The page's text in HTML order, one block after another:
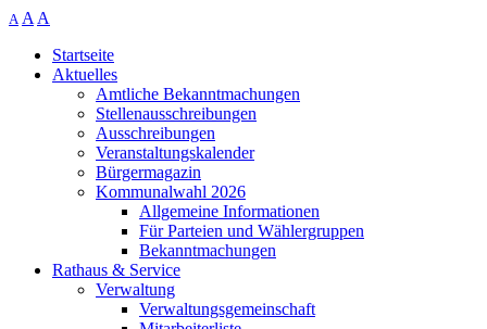
A A A
Startseite
Aktuelles
Amtliche Bekanntmachungen
Stellenausschreibungen
Ausschreibungen
Veranstaltungskalender
Bürgermagazin
Kommunalwahl 2026
Allgemeine Informationen
Für Parteien und Wählergruppen
Bekanntmachungen
Rathaus & Service
Verwaltung
Verwaltungsgemeinschaft